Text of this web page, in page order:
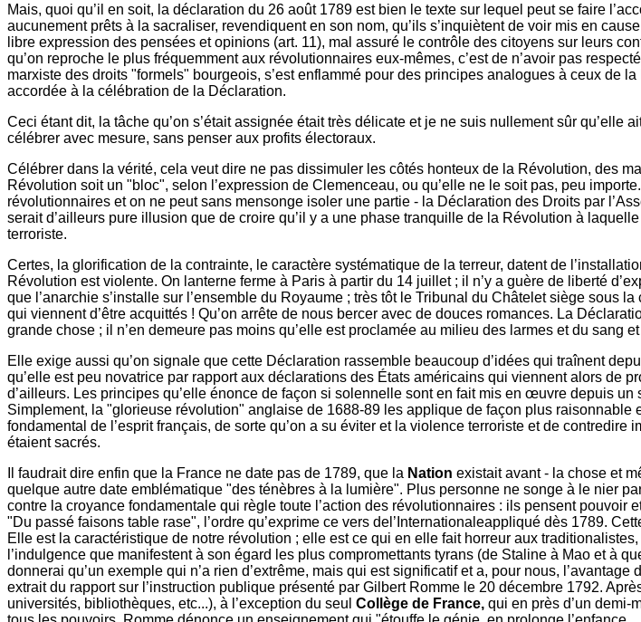
Mais, quoi qu’il en soit, la déclaration du 26 août 1789 est bien le texte sur lequel peut se faire
aucunement prêts à la sacraliser, revendiquent en son nom, qu’ils s’inquiètent de voir mis en
libre expression des pensées et opinions (art. 11), mal assuré le contrôle des citoyens sur leurs
qu’on reproche le plus fréquemment aux révolutionnaires eux-mêmes, c’est de n’avoir pas
marxiste des droits "formels" bourgeois, s’est enflammé pour des principes analogues à ceux de
accordée à la célébration de la Déclaration.
Ceci étant dit, la tâche qu’on s’était assignée était très délicate et je ne suis nullement sûr qu’elle
célébrer avec mesure, sans penser aux profits électoraux.
Célébrer dans la vérité, cela veut dire ne pas dissimuler les côtés honteux de la Révolution, des
Révolution soit un "bloc", selon l’expression de Clemenceau, ou qu’elle ne le soit pas, peu
révolutionnaires et on ne peut sans mensonge isoler une partie - la Déclaration des Droits par
serait d’ailleurs pure illusion que de croire qu’il y a une phase tranquille de la Révolution à
terroriste.
Certes, la glorification de la contrainte, le caractère systématique de la terreur, datent de
Révolution est violente. On lanterne ferme à Paris à partir du 14 juillet ; il n’y a guère de liberté
que l’anarchie s’installe sur l’ensemble du Royaume ; très tôt le Tribunal du Châtelet siège sous
qui viennent d’être acquittés ! Qu’on arrête de nous bercer avec de douces romances. La
grande chose ; il n’en demeure pas moins qu’elle est proclamée au milieu des larmes et du sang
Elle exige aussi qu’on signale que cette Déclaration rassemble beaucoup d’idées qui traînent
qu’elle est peu novatrice par rapport aux déclarations des États américains qui viennent alors de
d’ailleurs. Les principes qu’elle énonce de façon si solennelle sont en fait mis en œuvre depuis
Simplement, la "glorieuse révolution" anglaise de 1688-89 les applique de façon plus raisonnable
fondamental de l’esprit français, de sorte qu’on a su éviter et la violence terroriste et de contredire
étaient sacrés.
Il faudrait dire enfin que la France ne date pas de 1789, que la Nation existait avant - la chose et
quelque autre date emblématique "des ténèbres à la lumière". Plus personne ne songe à le nier
contre la croyance fondamentale qui règle toute l’action des révolutionnaires : ils pensent pouvoir
"Du passé faisons table rase", l’ordre qu’exprime ce vers del’Internationaleappliqué dès 1789.
Elle est la caractéristique de notre révolution ; elle est ce qui en elle fait horreur aux
l’indulgence que manifestent à son égard les plus compromettants tyrans (de Staline à Mao et à
donnerai qu’un exemple qui n’a rien d’extrême, mais qui est significatif et a, pour nous, l’avantage
extrait du rapport sur l’instruction publique présenté par Gilbert Romme le 20 décembre 1792.
universités, bibliothèques, etc...), à l’exception du seul Collège de France, qui en près d’un demi-